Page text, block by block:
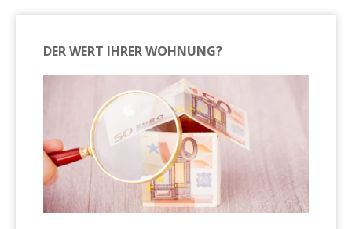
DER WERT IHRER WOHNUNG?